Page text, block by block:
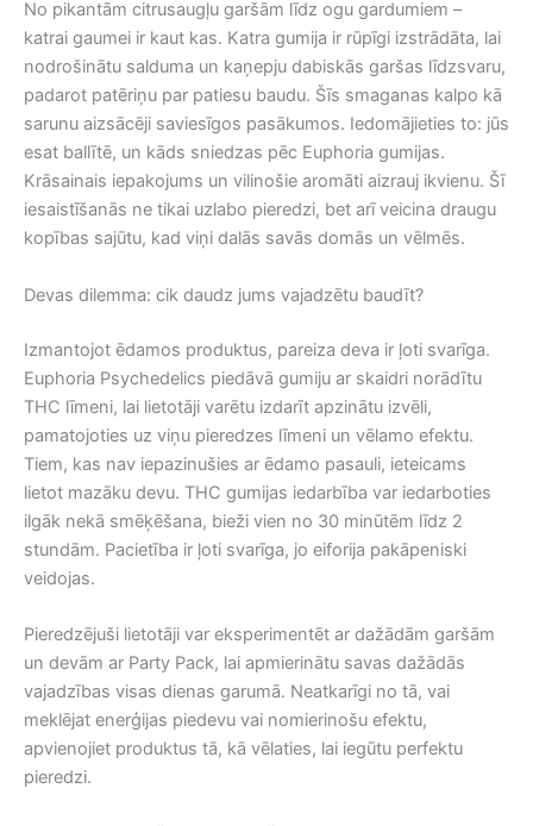
No pikantām citrusaugļu garšām līdz ogu gardumiem –
katrai gaumei ir kaut kas. Katra gumija ir rūpīgi izstrādāta, lai
nodrošinātu salduma un kaņepju dabiskās garšas līdzsvaru,
padarot patēriņu par patiesu baudu. Šīs smaganas kalpo kā
sarunu aizsācēji saviesīgos pasākumos. Iedomājieties to: jūs
esat ballītē, un kāds sniedzas pēc Euphoria gumijas.
Krāsainais iepakojums un vilinošie aromāti aizrauj ikvienu. Šī
iesaistīšanās ne tikai uzlabo pieredzi, bet arī veicina draugu
kopības sajūtu, kad viņi dalās savās domās un vēlmēs.
Devas dilemma: cik daudz jums vajadzētu baudīt?
Izmantojot ēdamos produktus, pareiza deva ir ļoti svarīga.
Euphoria Psychedelics piedāvā gumiju ar skaidri norādītu
THC līmeni, lai lietotāji varētu izdarīt apzinātu izvēli,
pamatojoties uz viņu pieredzes līmeni un vēlamo efektu.
Tiem, kas nav iepazinušies ar ēdamo pasauli, ieteicams
lietot mazāku devu. THC gumijas iedarbība var iedarboties
ilgāk nekā smēķēšana, bieži vien no 30 minūtēm līdz 2
stundām. Pacietība ir ļoti svarīga, jo eiforija pakāpeniski
veidojas.
Pieredzējuši lietotāji var eksperimentēt ar dažādām garšām
un devām ar Party Pack, lai apmierinātu savas dažādās
vajadzības visas dienas garumā. Neatkarīgi no tā, vai
meklējat enerģijas piedevu vai nomierinošu efektu,
apvienojiet produktus tā, kā vēlaties, lai iegūtu perfektu
pieredzi.